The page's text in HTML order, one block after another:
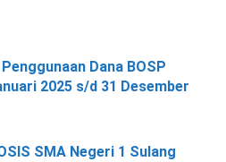
Dana BOSP
2025 s/d 31 Desember
SMA Negeri 1 Sulang